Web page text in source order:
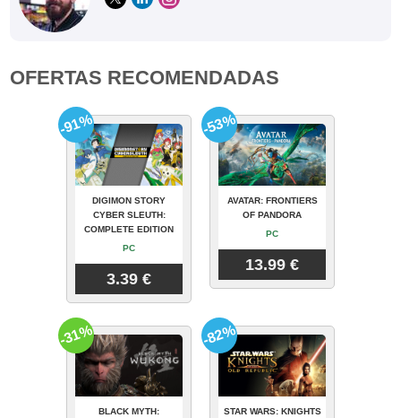
OFERTAS RECOMENDADAS
DIGIMON STORY
CYBER SLEUTH:
COMPLETE EDITION
PC
3.39 €
-91%
AVATAR: FRONTIERS
OF PANDORA
PC
13.99 €
-53%
BLACK MYTH:
-31%
STAR WARS: KNIGHTS
-82%